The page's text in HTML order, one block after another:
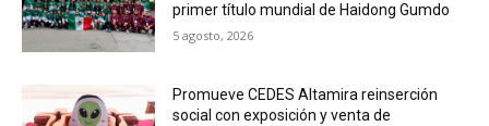
primer título mundial de Haidong Gumdo
5 agosto, 2026
Promueve CEDES Altamira reinserción
social con exposición y venta de